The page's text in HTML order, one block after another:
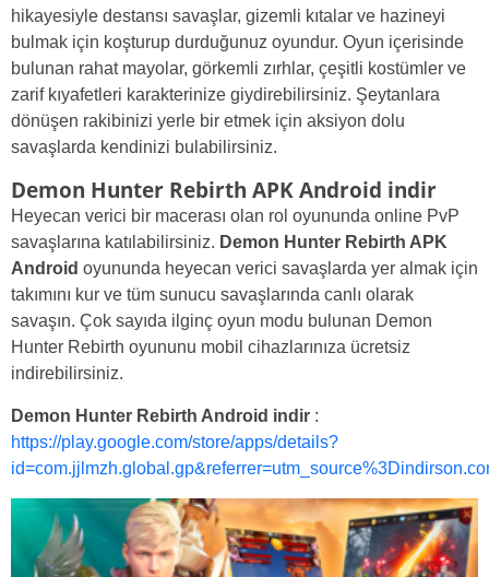
hikayesiyle destansı savaşlar, gizemli kıtalar ve hazineyi
bulmak için koşturup durduğunuz oyundur. Oyun içerisinde
bulunan rahat mayolar, görkemli zırhlar, çeşitli kostümler ve
zarif kıyafetleri karakterinize giydirebilirsiniz. Şeytanlara
dönüşen rakibinizi yerle bir etmek için aksiyon dolu
savaşlarda kendinizi bulabilirsiniz.
Demon Hunter Rebirth APK Android indir
Heyecan verici bir macerası olan rol oyununda online PvP
savaşlarına katılabilirsiniz. Demon Hunter Rebirth APK
Android oyununda heyecan verici savaşlarda yer almak için
takımını kur ve tüm sunucu savaşlarında canlı olarak
savaşın. Çok sayıda ilginç oyun modu bulunan Demon
Hunter Rebirth oyununu mobil cihazlarınıza ücretsiz
indirebilirsiniz.
Demon Hunter Rebirth Android indir :
https://play.google.com/store/apps/details?